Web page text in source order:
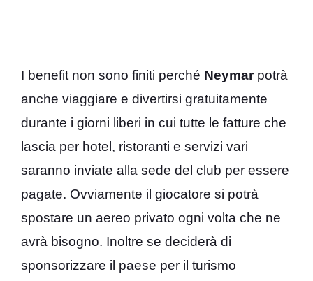
I benefit non sono finiti perché Neymarpotrà
anche viaggiare e divertirsi gratuitamente
durante i giorni liberi in cui tutte le fatture che
lascia per hotel, ristoranti e servizi vari
saranno inviate alla sede del club per essere
pagate. Ovviamente il giocatore si potrà
spostare un aereo privato ogni volta che ne
avrà bisogno. Inoltre se deciderà di
sponsorizzare il paese per il turismo